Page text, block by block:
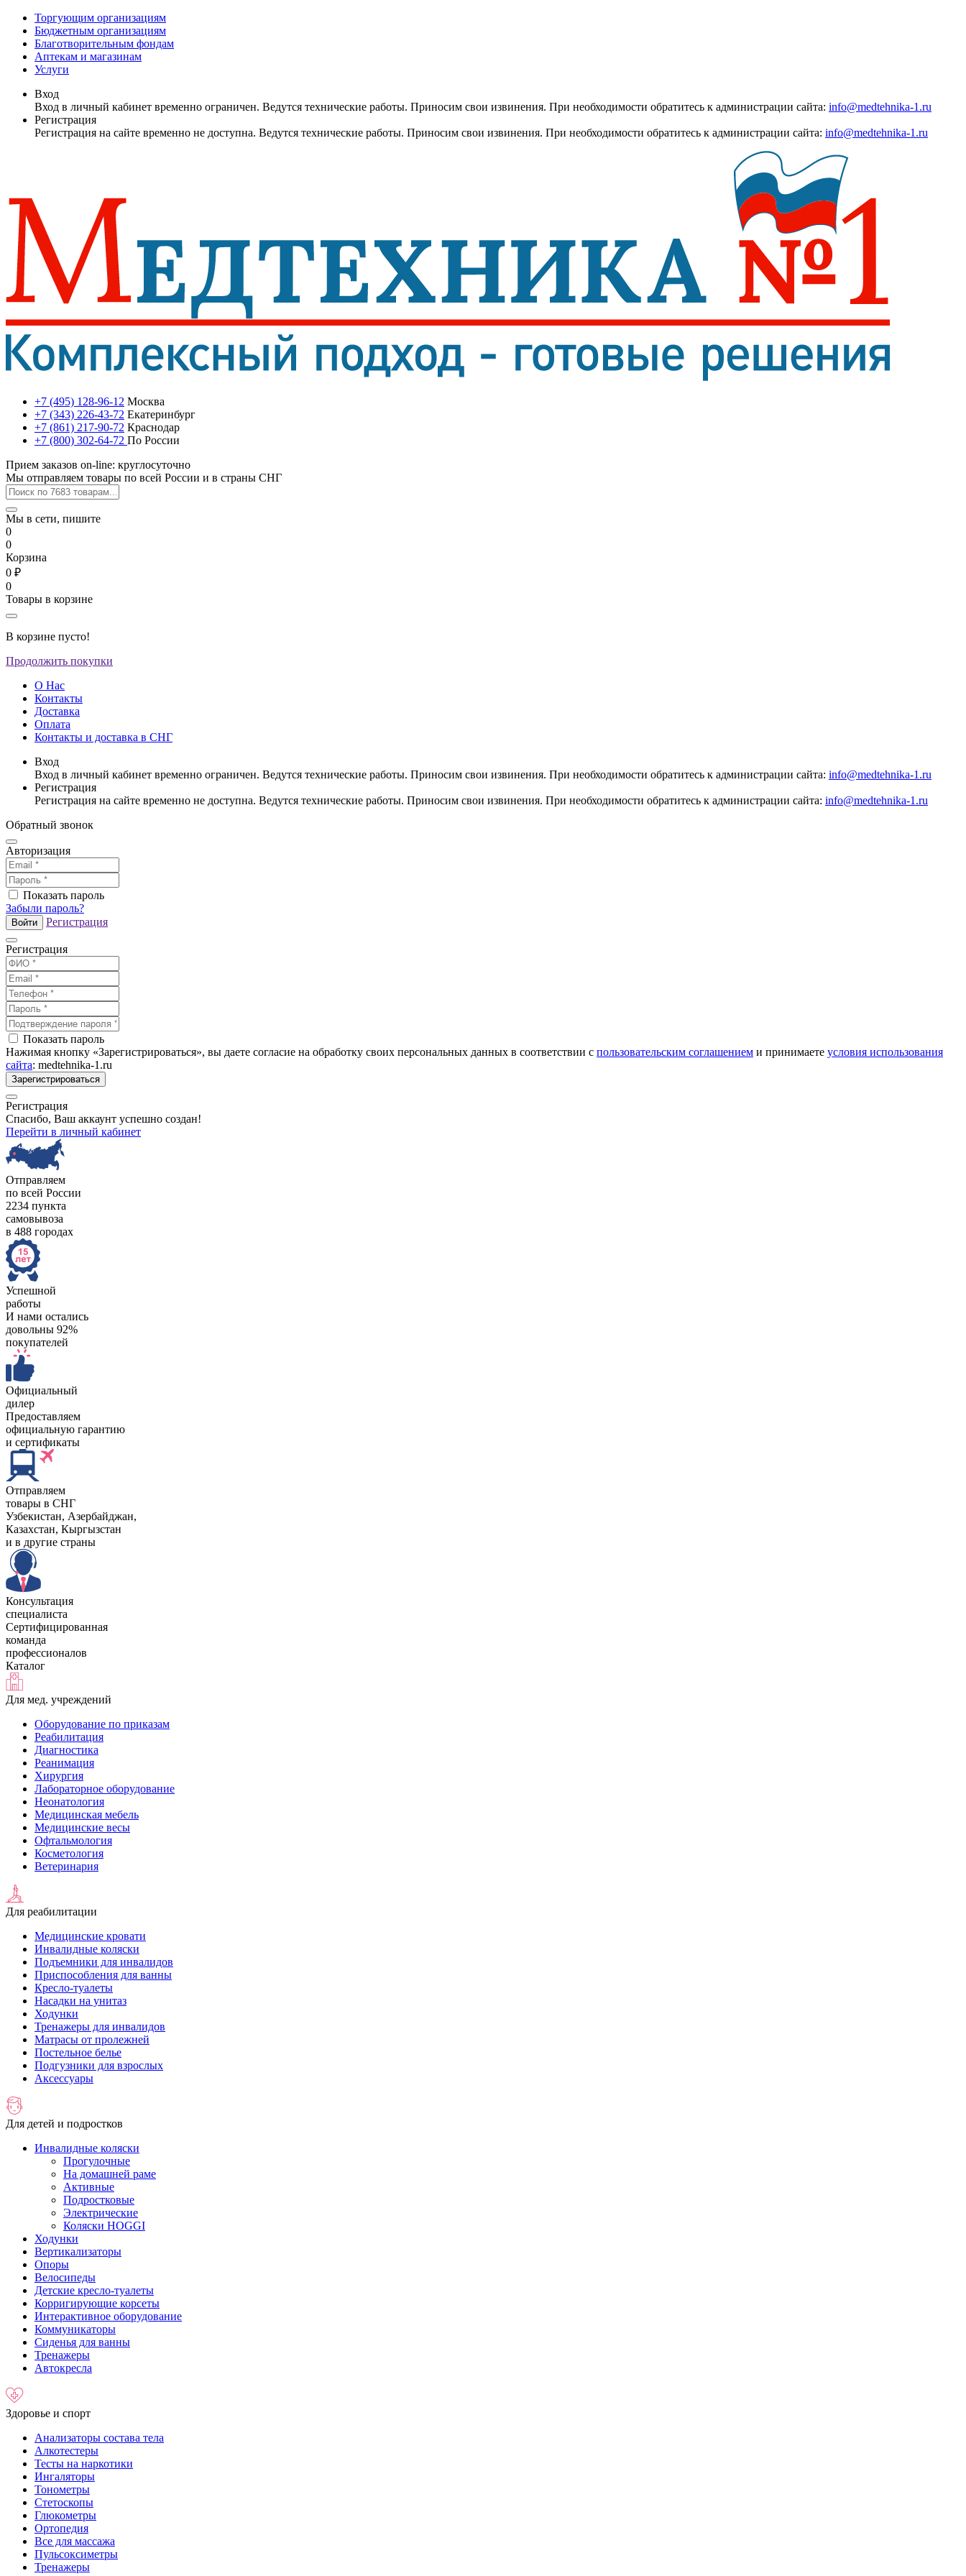
Торгующим организациям
Бюджетным организациям
Благотворительным фондам
Аптекам и магазинам
Услуги
Вход
Вход в личный кабинет временно ограничен. Ведутся технические работы. Приносим свои извинения. При необходимости обратитесь к администрации сайта: info@medtehnika-1.ru
Регистрация
Регистрация на сайте временно не доступна. Ведутся технические работы. Приносим свои извинения. При необходимости обратитесь к администрации сайта: info@medtehnika-1.ru
+7 (495) 128-96-12 Москва
+7 (343) 226-43-72 Екатеринбург
+7 (861) 217-90-72 Краснодар
+7 (800) 302-64-72 По России
Прием заказов on-line: круглосуточно
Мы отправляем товары по всей России и в страны СНГ
Мы в сети, пишите
0
0
Корзина
0 ₽
0
Товары в корзине
В корзине пусто!
Продолжить покупки
О Нас
Контакты
Доставка
Оплата
Контакты и доставка в СНГ
Вход
Вход в личный кабинет временно ограничен. Ведутся технические работы. Приносим свои извинения. При необходимости обратитесь к администрации сайта: info@medtehnika-1.ru
Регистрация
Регистрация на сайте временно не доступна. Ведутся технические работы. Приносим свои извинения. При необходимости обратитесь к администрации сайта: info@medtehnika-1.ru
Обратный звонок
Авторизация
Показать пароль
Забыли пароль?
Войти Регистрация
Регистрация
Показать пароль
Нажимая кнопку «Зарегистрироваться», вы даете согласие на обработку своих персональных данных в соответствии с пользовательским соглашением и принимаете условия использования
сайта: medtehnika-1.ru
Зарегистрироваться
Регистрация
Спасибо, Ваш аккаунт успешно создан!
Перейти в личный кабинет
Отправляем
по всей России
2234 пункта
самовывоза
в 488 городах
Успешной
работы
И нами остались
довольны 92%
покупателей
Официальный
дилер
Предоставляем
официальную гарантию
и сертификаты
Отправляем
товары в СНГ
Узбекистан, Aзербайджан,
Казахстан, Кыргызстан
и в другие страны
Консультация
специалиста
Сертифицированная
команда
профессионалов
Каталог
Для мед. учреждений
Оборудование по приказам
Реабилитация
Диагностика
Реанимация
Хирургия
Лабораторное оборудование
Неонатология
Медицинская мебель
Медицинские весы
Офтальмология
Косметология
Ветеринария
Для реабилитации
Медицинские кровати
Инвалидные коляски
Подъемники для инвалидов
Приспособления для ванны
Кресло-туалеты
Насадки на унитаз
Ходунки
Тренажеры для инвалидов
Матрасы от пролежней
Постельное белье
Подгузники для взрослых
Аксессуары
Для детей и подростков
Инвалидные коляски
Прогулочные
На домашней раме
Активные
Подростковые
Электрические
Коляски HOGGI
Ходунки
Вертикализаторы
Опоры
Велосипеды
Детские кресло-туалеты
Корригирующие корсеты
Интерактивное оборудование
Коммуникаторы
Сиденья для ванны
Тренажеры
Автокресла
Здоровье и спорт
Анализаторы состава тела
Алкотестеры
Тесты на наркотики
Ингаляторы
Тонометры
Стетоскопы
Глюкометры
Ортопедия
Все для массажа
Пульсоксиметры
Тренажеры